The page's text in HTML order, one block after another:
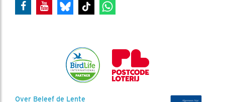
Over Beleef de Lente